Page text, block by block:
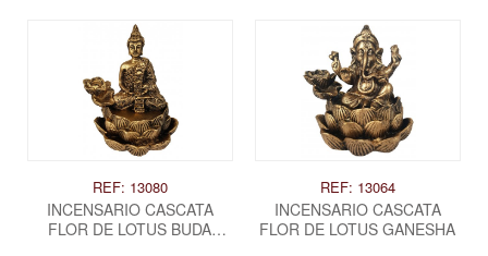
REF: 13080
INCENSARIO CASCATA
FLOR DE LOTUS BUDA
REF: 13064
INCENSARIO CASCATA
FLOR DE LOTUS GANESHA